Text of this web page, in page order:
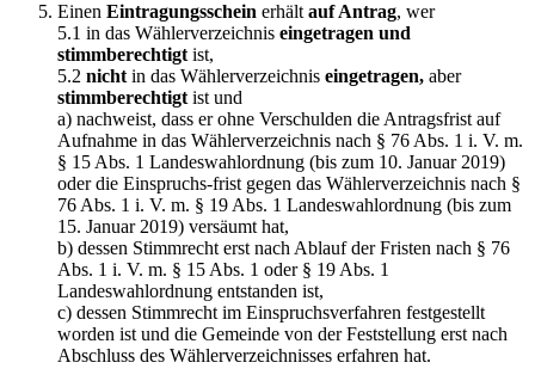
Einen Eintragungsschein erhält auf Antrag, wer
5.1 in das Wählerverzeichnis eingetragen und
stimmberechtigt ist,
5.2 nicht in das Wählerverzeichnis eingetragen, aber
stimmberechtigt ist und
a) nachweist, dass er ohne Verschulden die Antragsfrist auf
Aufnahme in das Wählerverzeichnis nach § 76 Abs. 1 i. V. m.
§ 15 Abs. 1 Landeswahlordnung (bis zum 10. Januar 2019)
oder die Einspruchs-frist gegen das Wählerverzeichnis nach §
76 Abs. 1 i. V. m. § 19 Abs. 1 Landeswahlordnung (bis zum
15. Januar 2019) versäumt hat,
b) dessen Stimmrecht erst nach Ablauf der Fristen nach § 76
Abs. 1 i. V. m. § 15 Abs. 1 oder § 19 Abs. 1
Landeswahlordnung entstanden ist,
c) dessen Stimmrecht im Einspruchsverfahren festgestellt
worden ist und die Gemeinde von der Feststellung erst nach
Abschluss des Wählerverzeichnisses erfahren hat.